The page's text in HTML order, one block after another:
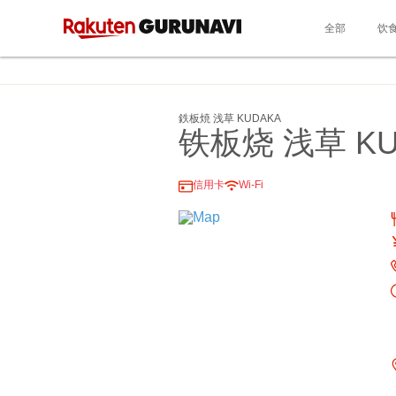
全部 饮
鉄板焼 浅草 KUDAKA
铁板烧 浅草
信用卡 Wi-Fi